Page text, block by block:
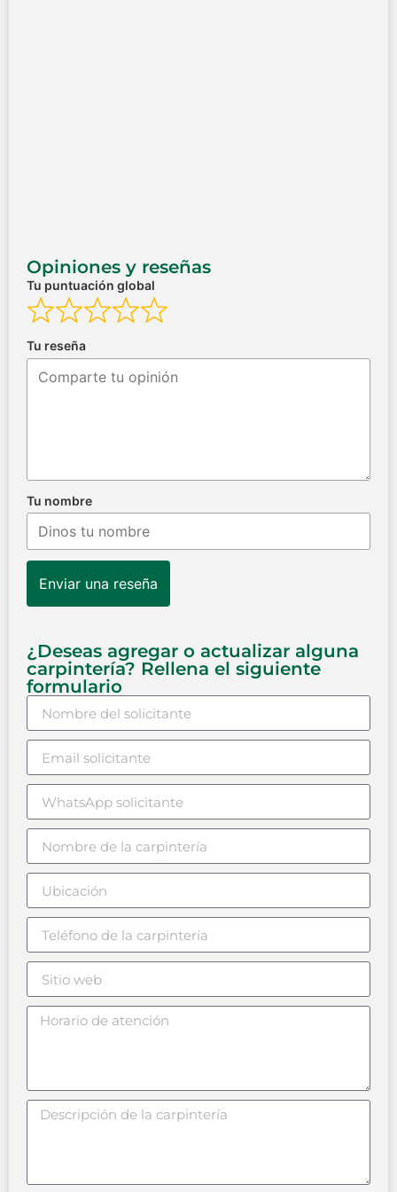
Opiniones y reseñas
Tu puntuación global
Tu reseña
Tu nombre
Enviar una reseña
¿Deseas agregar o actualizar alguna
carpintería? Rellena el siguiente
formulario